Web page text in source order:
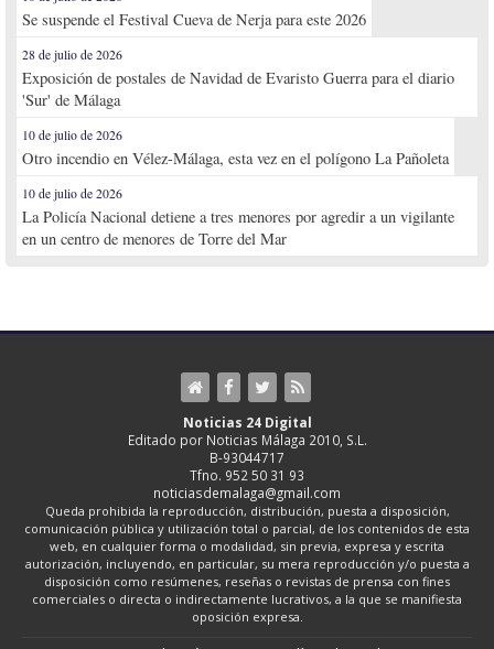
Se suspende el Festival Cueva de Nerja para este 2026
28 de julio de 2026
Exposición de postales de Navidad de Evaristo Guerra para el diario
'Sur' de Málaga
10 de julio de 2026
Otro incendio en Vélez-Málaga, esta vez en el polígono La Pañoleta
10 de julio de 2026
La Policía Nacional detiene a tres menores por agredir a un vigilante
en un centro de menores de Torre del Mar
Noticias 24 Digital
Editado por Noticias Málaga 2010, S.L.
B-93044717
Tfno. 952 50 31 93
noticiasdemalaga@gmail.com
Queda prohibida la reproducción, distribución, puesta a disposición,
comunicación pública y utilización total o parcial, de los contenidos de esta
web, en cualquier forma o modalidad, sin previa, expresa y escrita
autorización, incluyendo, en particular, su mera reproducción y/o puesta a
disposición como resúmenes, reseñas o revistas de prensa con fines
comerciales o directa o indirectamente lucrativos, a la que se manifiesta
oposición expresa.